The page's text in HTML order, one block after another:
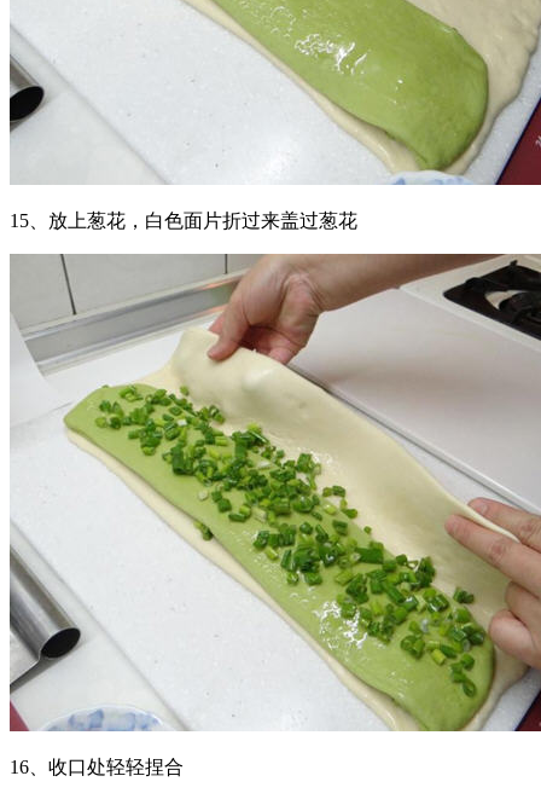
15、放上葱花，白色面片折过来盖过葱花
16、收口处轻轻捏合